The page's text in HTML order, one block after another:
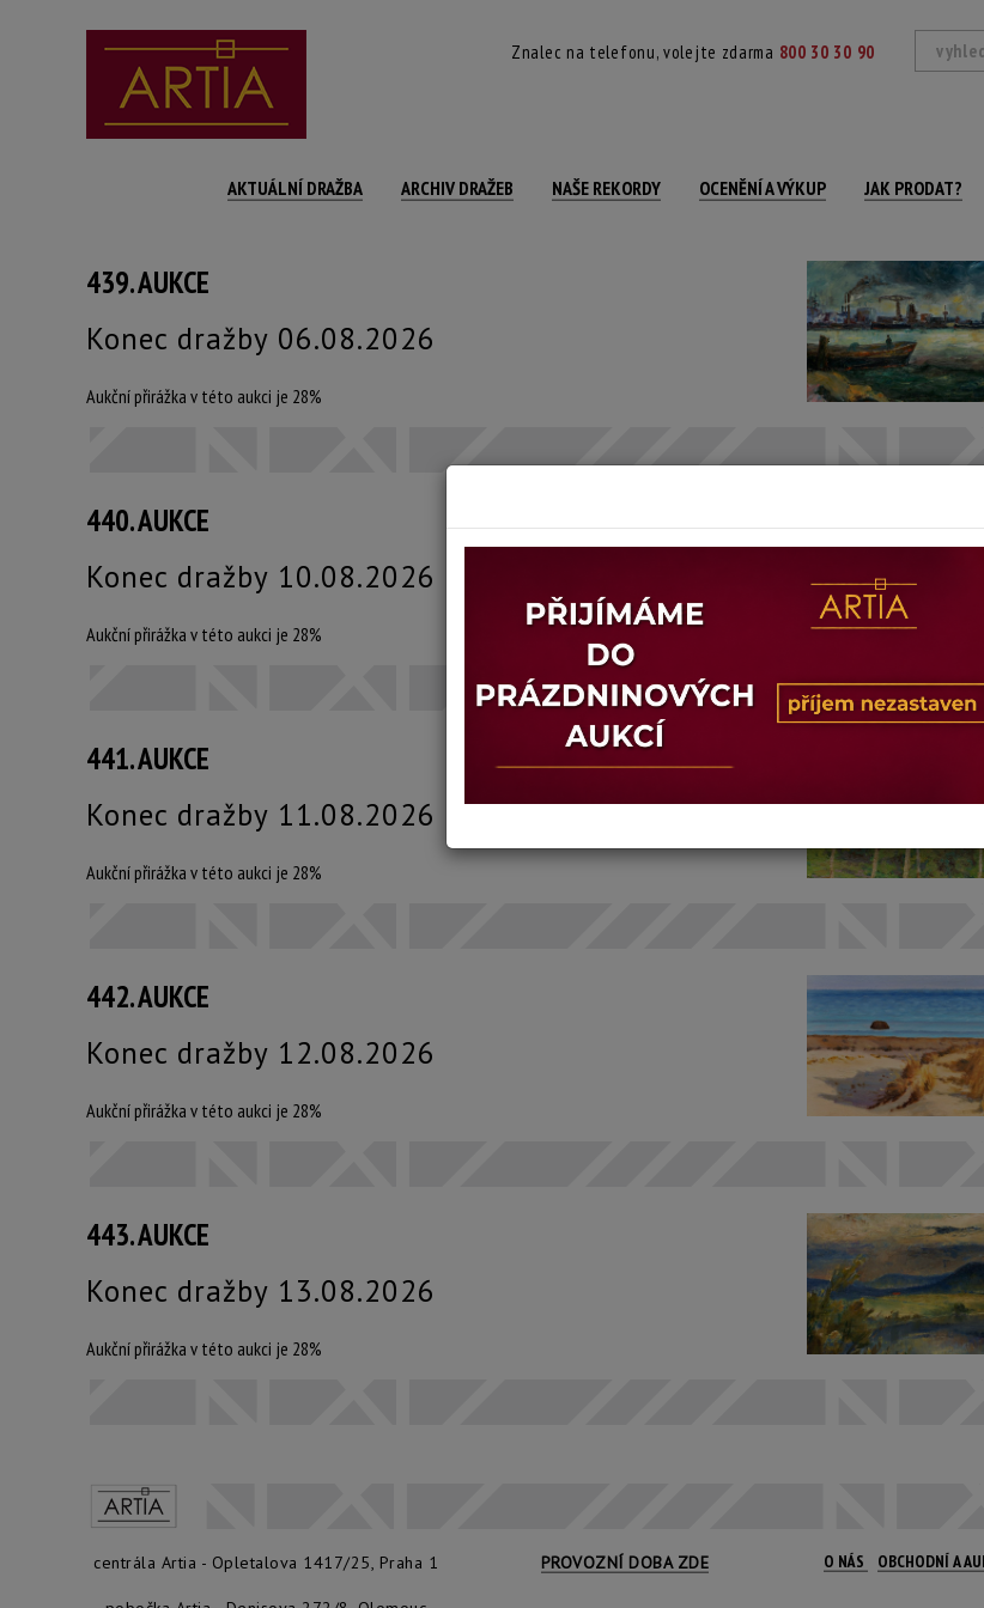
Znalec na telefonu, volejte zdarma 800 30 30 90
AKTUÁLNÍ DRAŽBA ARCHIV DRAŽEB NAŠE REKORDY OCENĚNÍ A VÝKUP JAK PRODAT?
439. AUKCE
Konec dražby 06.08.2026
Aukční přirážka v této aukci je 28%
440. AUKCE
Konec dražby 10.08.2026
Aukční přirážka v této aukci je 28%
441. AUKCE
Konec dražby 11.08.2026
Aukční přirážka v této aukci je 28%
442. AUKCE
Konec dražby 12.08.2026
Aukční přirážka v této aukci je 28%
443. AUKCE
Konec dražby 13.08.2026
Aukční přirážka v této aukci je 28%
centrála Artia - Opletalova 1417/25, Praha 1 PROVOZNÍ DOBA ZDE O NÁS OBCHODNÍ A